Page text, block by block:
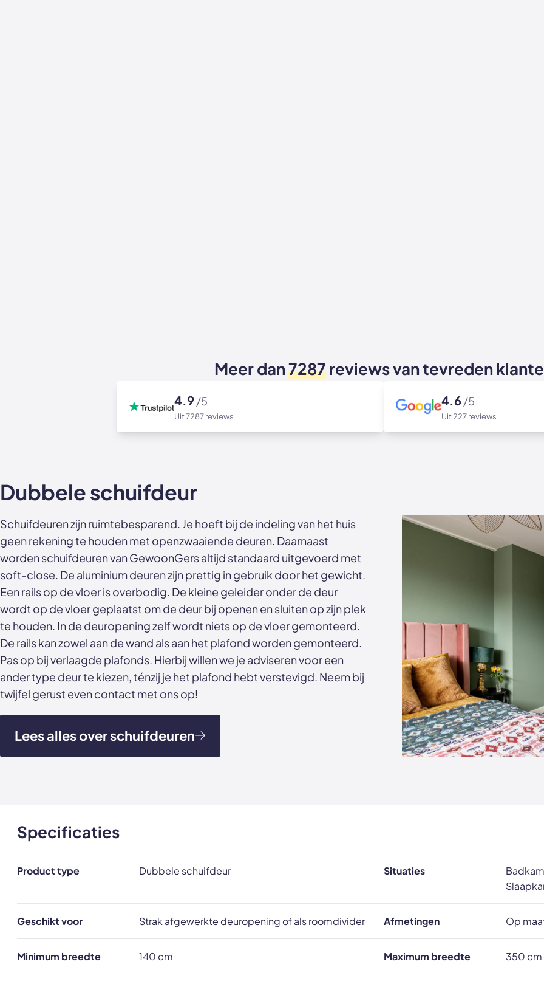
Meer dan7287reviews van tevreden
4.9/5
Uit 7287 reviews
4.6/5
Uit 227 reviews
Dubbele schuifdeur
Schuifdeuren zijn ruimtebesparend. Je hoeft bij de indeling van het huis
geen rekening te houden met openzwaaiende deuren. Daarnaast
worden schuifdeuren van GewoonGers altijd standaard uitgevoerd met
soft-close. De aluminium deuren zijn prettig in gebruik door het gewicht.
Een rails op de vloer is overbodig. De kleine geleider onder de deur
wordt op de vloer geplaatst om de deur bij openen en sluiten op zijn plek
te houden. In de deuropening zelf wordt niets op de vloer gemonteerd.
De rails kan zowel aan de wand als aan het plafond worden gemonteerd.
Pas op bij verlaagde plafonds. Hierbij willen we je adviseren voor een
ander type deur te kiezen, ténzij je het plafond hebt verstevigd. Neem bij
twijfel gerust even contact met ons op!
Lees alles over schuifdeuren
Specificaties
Product type Dubbele schuifdeur Situaties
Geschikt voor Strak afgewerkte deuropening of als roomdivider Afmetingen Op
Minimum breedte 140 cm Maximum breedte 350 cm